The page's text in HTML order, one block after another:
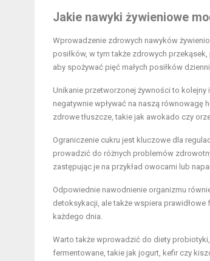
Jakie nawyki żywieniowe
Wprowadzenie zdrowych nawyków
posiłków, w tym także zdrowych
aby spożywać pięć małych posiłków
Unikanie przetworzonej żywności to
negatywnie wpływać na naszą równowagę
zdrowe tłuszcze, takie jak awokado czy
Ograniczenie cukru jest kluczowe dla
prowadzić do różnych problemów
zastępując je na przykład owocami lub
Odpowiednie nawodnienie organizmu
detoksykacji, ale także wspiera
każdego dnia.
Warto także wprowadzić do diety
fermentowane, takie jak jogurt, kefir czy